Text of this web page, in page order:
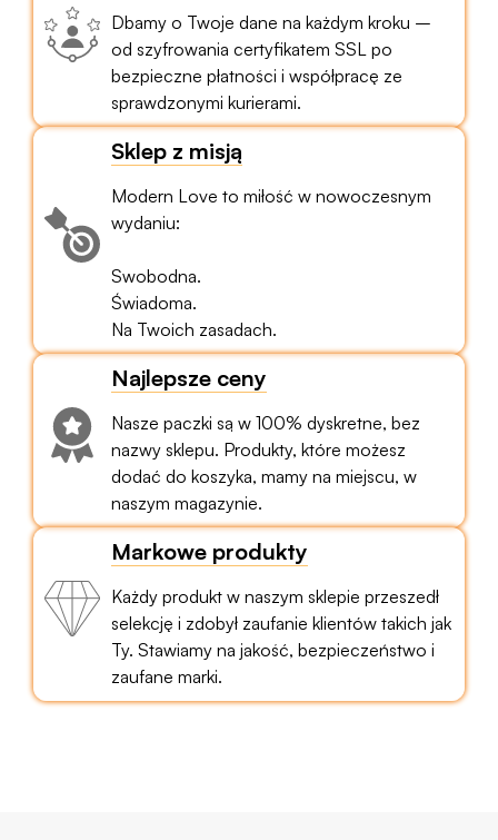
Dbamy o Twoje dane na każdym kroku –
od szyfrowania certyfikatem SSL po
bezpieczne płatności i współpracę ze
sprawdzonymi kurierami.
Sklep z misją
Modern Love to miłość w nowoczesnym
wydaniu:
Swobodna.
Świadoma.
Na Twoich zasadach.
Najlepsze ceny
Nasze paczki są w 100% dyskretne, bez
nazwy sklepu. Produkty, które możesz
dodać do koszyka, mamy na miejscu, w
naszym magazynie.
Markowe produkty
Każdy produkt w naszym sklepie przeszedł
selekcję i zdobył zaufanie klientów takich jak
Ty. Stawiamy na jakość, bezpieczeństwo i
zaufane marki.